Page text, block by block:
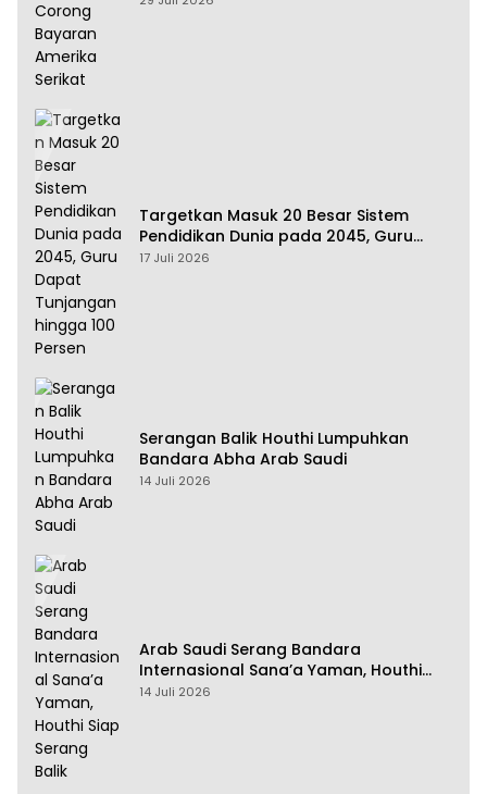
Targetkan Masuk 20 Besar Sistem
Pendidikan Dunia pada 2045, Guru
Dapat Tunjangan hingga 100 Persen
17 Juli 2026
Serangan Balik Houthi Lumpuhkan
Bandara Abha Arab Saudi
14 Juli 2026
Arab Saudi Serang Bandara
Internasional Sana’a Yaman, Houthi
Siap Serang Balik
14 Juli 2026